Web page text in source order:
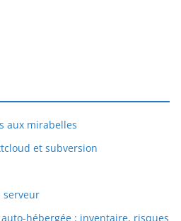
aux mirabelles
et subversion
serveur
hébergée : inventaire, risques